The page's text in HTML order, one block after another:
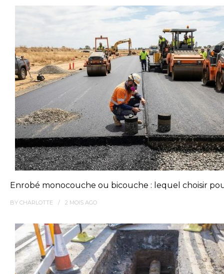
Enrobé monocouche ou bicouche : lequel choisir
BY CHARLOTTE 2 MOIS AGO